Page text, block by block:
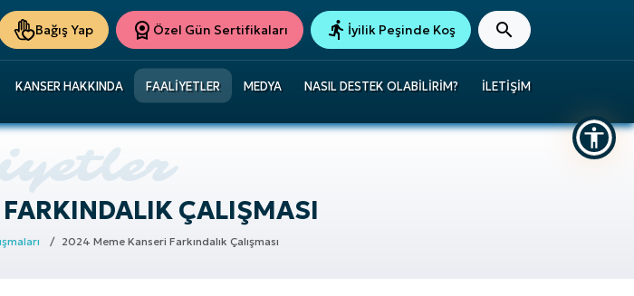
Bağış Yap Özel Gün Sertifikaları İyilik Peşinde Koş
KANSER HAKKINDA FAALIYETLER MEDYA NASIL DESTEK OLABILIRIM? İLETIŞIM
ÇALIŞMASI
2024 Meme Kanseri Farkındalık Çalışması